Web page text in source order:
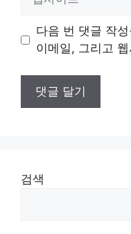
트
다음 번 댓글 작
이메일, 그리고
검색